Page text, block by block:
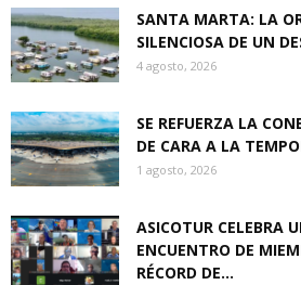
SANTA MARTA: LA
SILENCIOSA DE UN
4 agosto, 2026
SE REFUERZA LA
DE CARA A LA
1 agosto, 2026
ASICOTUR CELEBRA
ENCUENTRO DE
RÉCORD DE...